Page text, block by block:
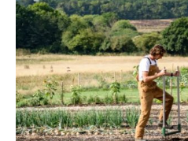
se podrían poner en práctica
[…]